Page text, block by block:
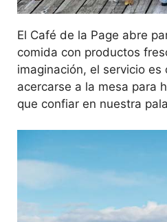
El Café de la Page abre
comida con productos
imaginación, el servicio
acercarse a la mesa para
que confiar en nuestra